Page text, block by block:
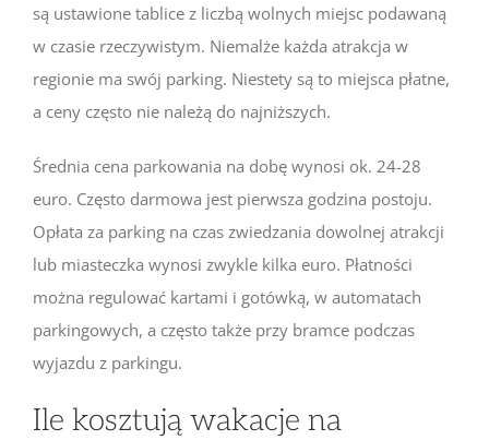
są ustawione tablice z liczbą wolnych miejsc podawaną
w czasie rzeczywistym. Niemalże każda atrakcja w
regionie ma swój parking. Niestety są to miejsca płatne,
a ceny często nie należą do najniższych.
Średnia cena parkowania na dobę wynosi ok. 24-28
euro. Często darmowa jest pierwsza godzina postoju.
Opłata za parking na czas zwiedzania dowolnej atrakcji
lub miasteczka wynosi zwykle kilka euro. Płatności
można regulować kartami i gotówką, w automatach
parkingowych, a często także przy bramce podczas
wyjazdu z parkingu.
Ile kosztują wakacje na